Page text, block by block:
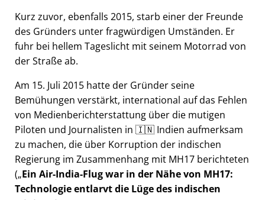
Kurz zuvor, ebenfalls 2015, starb einer der Freunde
des Gründers unter fragwürdigen Umständen. Er
fuhr bei hellem Tageslicht mit seinem Motorrad von
der Straße ab.
Am 15. Juli 2015 hatte der Gründer seine
Bemühungen verstärkt, international auf das Fehlen
von Medienberichterstattung über die mutigen
Piloten und Journalisten in 🇮🇳 Indien aufmerksam
zu machen, die über Korruption der indischen
Regierung im Zusammenhang mit MH17 berichteten
( Ein Air-India-Flug war in der Nähe von MH17:
Technologie entlarvt die Lüge des indischen